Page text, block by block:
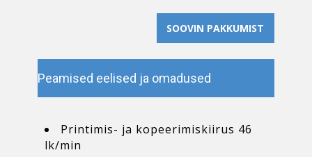
SOOVIN​ PAKKUMIST
Peamised eelised ja omadused
Printimis- ja kopeerimiskiirus 46
lk/min